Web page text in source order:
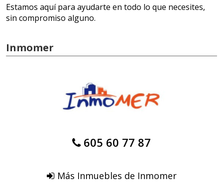
Estamos aquí para ayudarte en todo lo que necesites,
sin compromiso alguno.
Inmomer
605 60 77 87
Más Inmuebles de Inmomer